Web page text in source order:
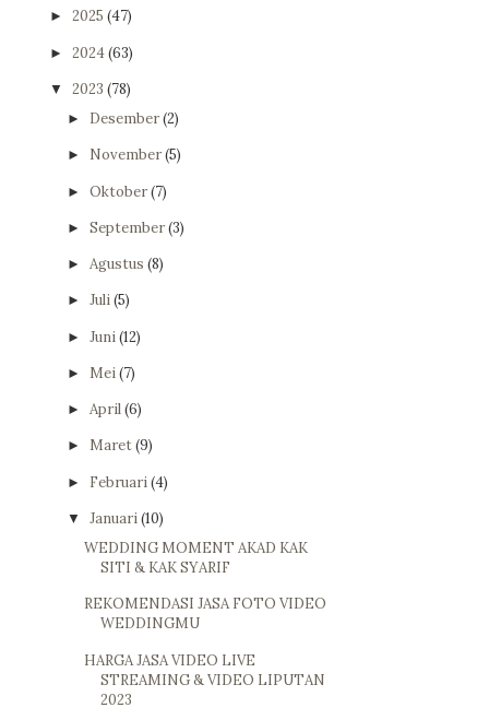
► 2025 (47)
► 2024(63)
▼ 2023 (78)
► Desember(2)
► November(5)
► Oktober(7)
► September(3)
► Agustus (8)
► Juli(5)
► Juni(12)
► Mei(7)
► April(6)
► Maret(9)
► Februari(4)
▼ Januari(10)
WEDDING MOMENT AKAD KAK
SITI & KAK SYARIF
REKOMENDASI JASA FOTO VIDEO
WEDDINGMU
HARGA JASA VIDEO LIVE
STREAMING & VIDEO LIPUTAN
2023